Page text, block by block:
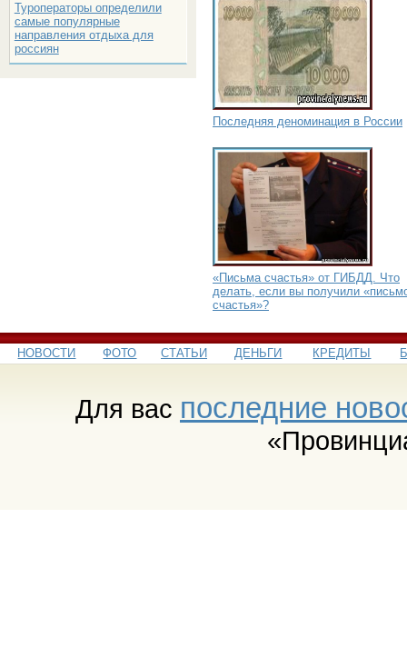
Туроператоры определили
самые популярные
направления отдыха для
россиян
Последняя деноминация в России
«Письма счастья» от ГИБДД. Что
делать, если вы получили
счастья»?
НОВОСТИ ФОТО СТАТЬИ ДЕНЬГИ КРЕДИТЫ
Для вас последние